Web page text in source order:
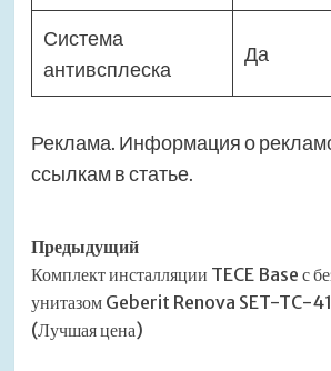
Система
антивсплеска
Да
Реклама. Информация о
ссылкам в статье.
Навигация
записи
Предыдущий
Комплект инсталляции TECE Base с
унитазом Geberit Renova SET-TC-
(Лучшая цена)